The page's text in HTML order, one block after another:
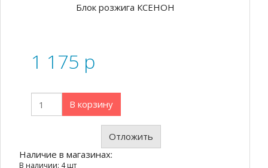
Блок розжига КСЕНОН
1 175 p
В корзину
Отложить
Наличие в магазинах:
В наличии: 4 шт